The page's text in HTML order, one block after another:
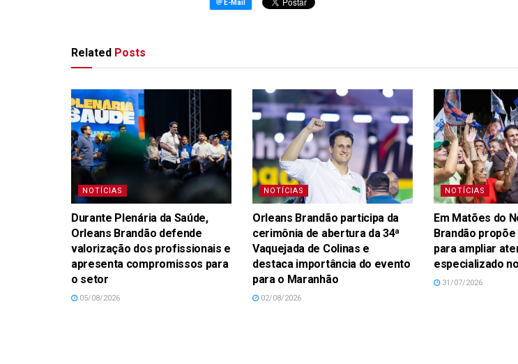
Related Posts
NOTÍCIAS
Durante Plenária da Saúde,
Orleans Brandão defende
valorização dos profissionais e
apresenta compromissos para
o setor
05/08/2026
NOTÍCIAS
Orleans Brandão participa da
cerimônia de abertura da 34ª
Vaquejada de Colinas e
destaca importância do evento
para o Maranhão
02/08/2026
NOTÍCIAS
Em Matões do
Brandão
para ampliar
especializado
31/07/2026